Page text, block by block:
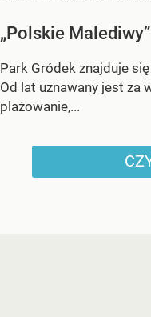
„Polskie
Park Gródek znajduje
Od lat uznawany jest za
plażowanie,...